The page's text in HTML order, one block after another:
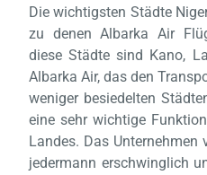
Die wichtigsten Städte
zu denen Albarka Air
diese Städte sind Kano,
Albarka Air, das den
weniger besiedelten
eine sehr wichtige
Landes. Das
jedermann erschwinglich